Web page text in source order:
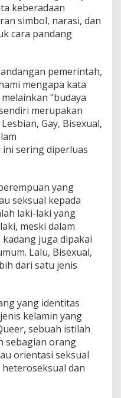
keberadaan
simbol, narasi, dan
cara pandang
pemerintah,
mengapa kata
“budaya
merupakan
Gay, Bisexual,
sering diperluas
yang
seksual kepada
laki-laki yang
meski dalam
juga dipakai
Lalu, Bisexual,
dari satu jenis
yang identitas
kelamin yang
sebuah istilah
sebagian orang
orientasi seksual
dan